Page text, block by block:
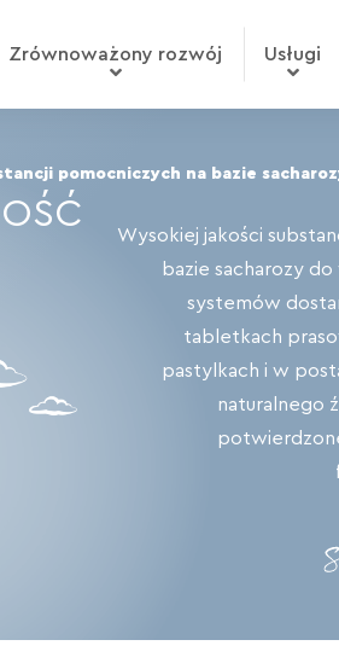
Zrównoważony rozwój Usługi
pomocniczych na bazie
Wysokiej jakości
bazie sacharozy
systemów
tabletkach
pastylkach i w
naturalnego